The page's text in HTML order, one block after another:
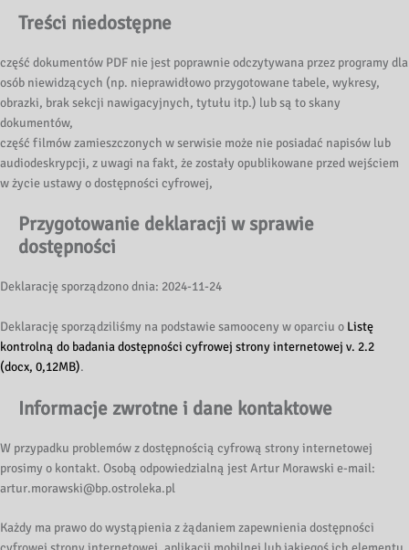
Treści niedostępne
część dokumentów PDF nie jest poprawnie odczytywana przez programy dla
osób niewidzących (np. nieprawidłowo przygotowane tabele, wykresy,
obrazki, brak sekcji nawigacyjnych, tytułu itp.) lub są to skany
dokumentów,
część filmów zamieszczonych w serwisie może nie posiadać napisów lub
audiodeskrypcji, z uwagi na fakt, że zostały opublikowane przed wejściem
w życie ustawy o dostępności cyfrowej,
Przygotowanie deklaracji w sprawie
dostępności
Deklarację sporządzono dnia: 2024-11-24
Deklarację sporządziliśmy na podstawie samooceny w oparciu o Listę
kontrolną do badania dostępności cyfrowej strony internetowej v. 2.2
(docx, 0,12MB).
Informacje zwrotne i dane kontaktowe
W przypadku problemów z dostępnością cyfrową strony internetowej
prosimy o kontakt. Osobą odpowiedzialną jest Artur Morawski e-mail:
artur.morawski@bp.ostroleka.pl
Każdy ma prawo do wystąpienia z żądaniem zapewnienia dostępności